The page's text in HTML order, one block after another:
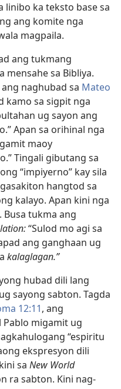
linibo ka teksto base sa
ang komite nga
magpaila.
ang tukmang
mensahe sa Bibliya.
naghubad sa Mateo
kamo sa sigpit nga
ug sayon ang
Apan sa orihinal nga
maoy
Tingali gibutang sa
“impiyerno” kay sila
hangtod sa
kalayo. Apan kini nga
Busa tukma ang
“Sulod mo agi sa
ang ganghaan ug
kalaglagan.”
hubad dili lang
sayong sabton. Tagda
12:11, ang
migamit ug
“espiritu
ekspresyon dili
sa New World
ra sabton. Kini nag-